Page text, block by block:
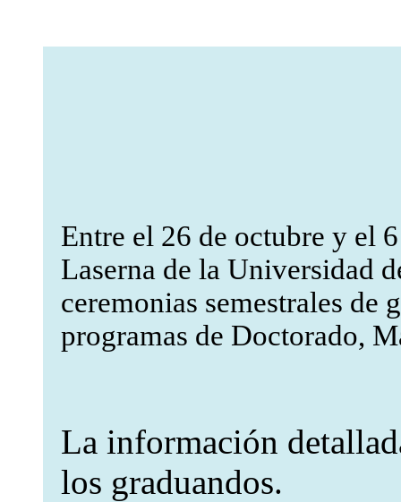
Entre el 26 de octubre y el
Laserna de la Universidad
ceremonias semestrales de
programas de Doctorado,
La información
los graduandos.